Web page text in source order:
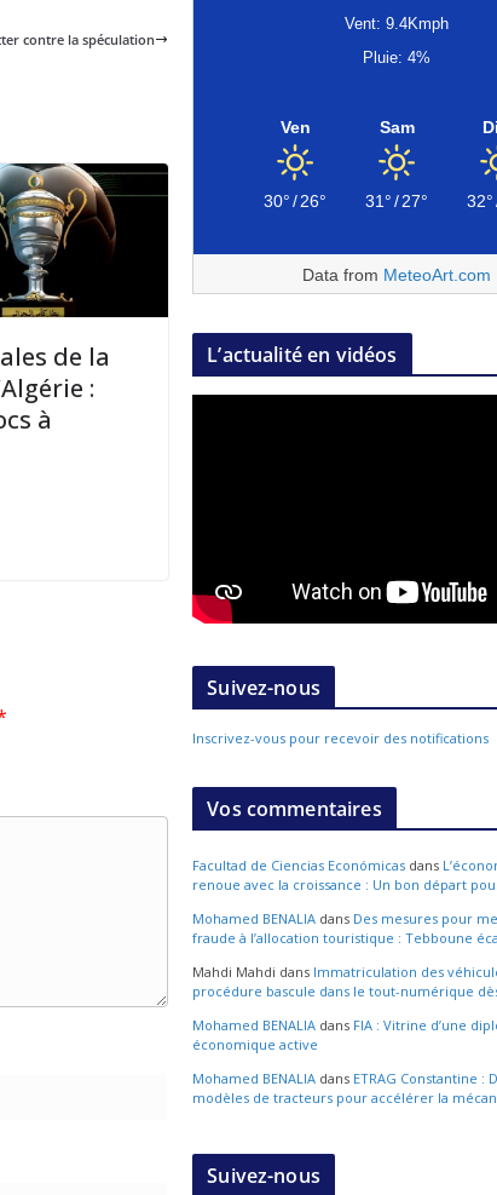
contre la spéculation
de la
:
à
Vent: 9.4Kmph
Pluie: 4%
Ven
30°/26°
Sam
31°/27° 32°
Data from MeteoArt.com
L’actualité en vidéos
Suivez-nous
Inscrivez-vous pour recevoir des notifications
Vos commentaires
Facultad de Ciencias Económicas dans
renoue avec la croissance : Un bon départ
Mohamed BENALIA dans Des mesures pour
fraude à l’allocation touristique : Tebboune
Mahdi Mahdi dans Immatriculation des
procédure bascule dans le tout-numérique
Mohamed BENALIA dans FIA : Vitrine d’une
économique active
Mohamed BENALIA dans ETRAG Constantine :
modèles de tracteurs pour accélérer la
Suivez-nous